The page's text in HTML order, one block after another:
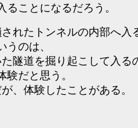
ることになるだろう。
れたトンネルの内部へ入
うのは、
隧道を掘り起こして入る
験だと思う。
、体験したことがある。